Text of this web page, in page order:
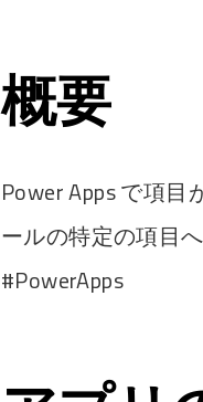
概要
Power Apps で項
ールの特定の項目
#PowerApps